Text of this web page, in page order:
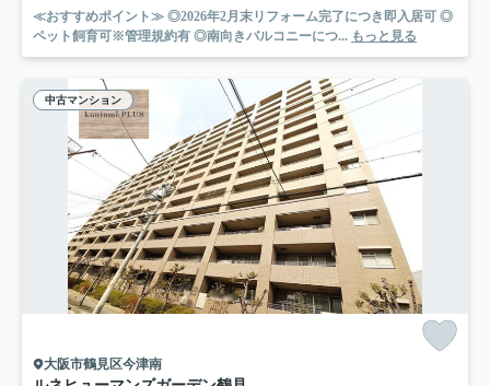
≪おすすめポイント≫ ◎2026年2月末リフォーム完了につき即入居可 ◎
ペット飼育可※管理規約有 ◎南向きバルコニーにつ... もっと見る
中古マンション
大阪市鶴見区今津南